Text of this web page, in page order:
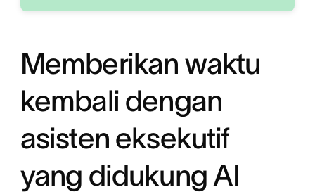
Memberikan waktu
kembali dengan
asisten eksekutif
yang didukung AI